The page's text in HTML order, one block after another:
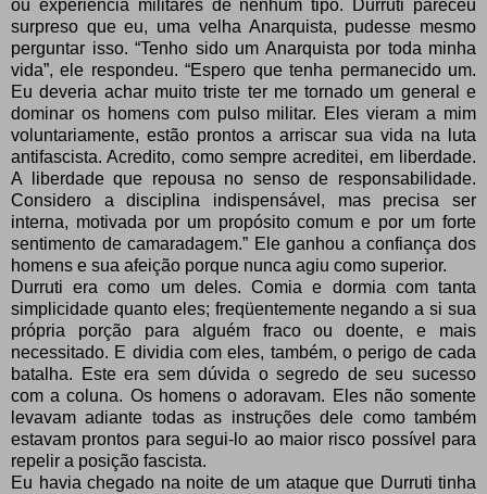
ou experiência militares de nenhum tipo. Durruti pareceu
surpreso que eu, uma velha Anarquista, pudesse mesmo
perguntar isso. “Tenho sido um Anarquista por toda minha
vida”, ele respondeu. “Espero que tenha permanecido um.
Eu deveria achar muito triste ter me tornado um general e
dominar os homens com pulso militar. Eles vieram a mim
voluntariamente, estão prontos a arriscar sua vida na luta
antifascista. Acredito, como sempre acreditei, em liberdade.
A liberdade que repousa no senso de responsabilidade.
Considero a disciplina indispensável, mas precisa ser
interna, motivada por um propósito comum e por um forte
sentimento de camaradagem.” Ele ganhou a confiança dos
homens e sua afeição porque nunca agiu como superior.
Durruti era como um deles. Comia e dormia com tanta
simplicidade quanto eles; freqüentemente negando a si sua
própria porção para alguém fraco ou doente, e mais
necessitado. E dividia com eles, também, o perigo de cada
batalha. Este era sem dúvida o segredo de seu sucesso
com a coluna. Os homens o adoravam. Eles não somente
levavam adiante todas as instruções dele como também
estavam prontos para segui-lo ao maior risco possível para
repelir a posição fascista.
Eu havia chegado na noite de um ataque que Durruti tinha